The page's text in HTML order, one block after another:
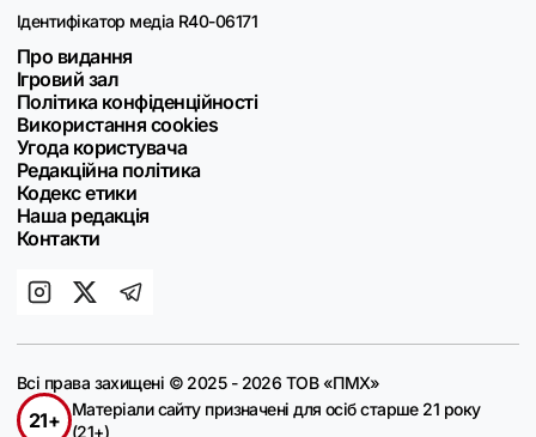
Ідентифікатор медіа R40-06171
Про видання
Ігровий зал
Політика конфіденційності
Використання cookies
Угода користувача
Редакційна політика
Кодекс етики
Наша редакція
Контакти
Всі права захищені © 2025 - 2026 ТОВ «ПМХ»
21+
Матеріали сайту призначені для осіб старше 21 року
(21+)